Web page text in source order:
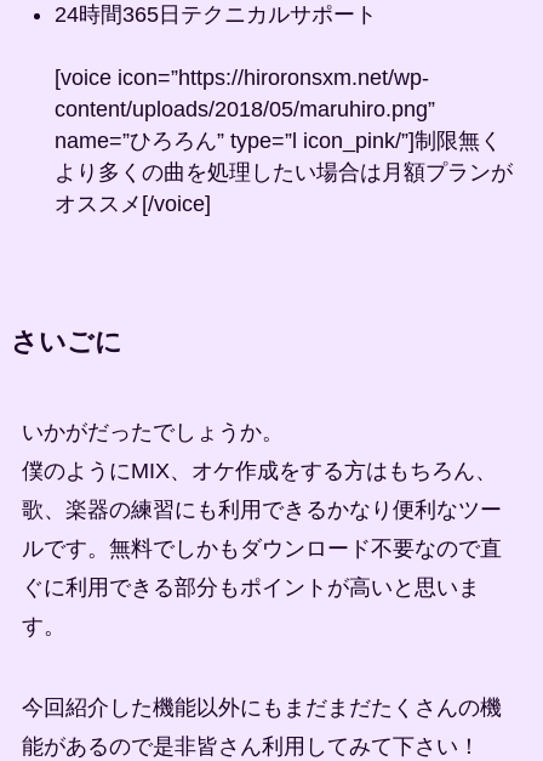
24時間365日テクニカルサポート
[voice icon=”https://hiroronsxm.net/wp-
content/uploads/2018/05/maruhiro.png”
name=”ひろろん” type=”l icon_pink/”]制限無く
より多くの曲を処理したい場合は月額プランが
オススメ[/voice]
さいごに
いかがだったでしょうか。
僕のようにMIX、オケ作成をする方はもちろん、
歌、楽器の練習にも利用できるかなり便利なツー
ルです。無料でしかもダウンロード不要なので直
ぐに利用できる部分もポイントが高いと思いま
す。
今回紹介した機能以外にもまだまだたくさんの機
能があるので是非皆さん利用してみて下さい！